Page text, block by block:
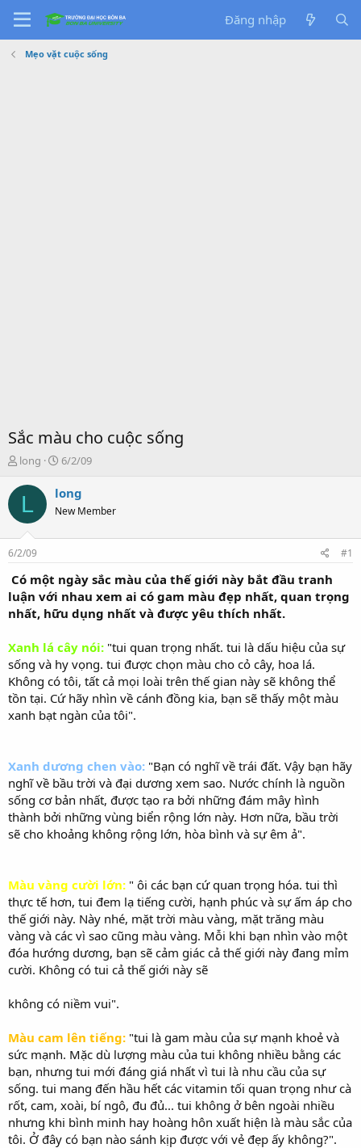
Đăng nhập
Mẹo vặt cuộc sống
Sắc màu cho cuộc sống
T
o
ở
long
S
a
t
e
6/2/09
L long
New Member
6/2/09 #1
Có một ngày sắc màu của thế giới này bắt đầu tranh
luận với nhau xem ai có gam màu đẹp nhất, quan trọng
nhất, hữu dụng nhất và được yêu thích nhất.
Xanh lá cây nói: "tui quan trọng nhất. tui là dấu hiệu của sự
sống và hy vọng. tui được chọn màu cho cỏ cây, hoa lá.
Không có tôi, tất cả mọi loài trên thế gian này sẽ không thể
tồn tại. Cứ hãy nhìn về cánh đồng kia, bạn sẽ thấy một màu
xanh bạt ngàn của tôi".
Xanh dương chen vào: "Bạn có nghĩ về trái đất. Vậy bạn hãy
nghĩ về bầu trời và đại dương xem sao. Nước chính là nguồn
sống cơ bản nhất, được tạo ra bởi những đám mây hình
thành bởi những vùng biển rộng lớn này. Hơn nữa, bầu trời
sẽ cho khoảng không rộng lớn, hòa bình và sự êm ả".
Màu vàng cười lớn: " ôi các bạn cứ quan trọng hóa. tui thì
thực tế hơn, tui đem lạ tiếng cười, hạnh phúc và sự ấm áp cho
thế giới này. Này nhé, mặt trời màu vàng, mặt trăng màu
vàng và các vì sao cũng màu vàng. Mỗi khi bạn nhìn vào một
đóa hướng dương, bạn sẽ cảm giác cả thế giới này đang mỉm
cười. Không có tui cả thế giới này sẽ
không có niềm vui".
Màu cam lên tiếng: "tui là gam màu của sự mạnh khoẻ và
sức mạnh. Mặc dù lượng màu của tui không nhiều bằng các
bạn, nhưng tui mới đáng giá nhất vì tui là nhu cầu của sự
sống. tui mang đến hầu hết các vitamin tối quan trọng như cà
rốt, cam, xoài, bí ngô, đu đủ... tui không ở bên ngoài nhiều
nhưng khi bình minh hay hoàng hôn xuất hiện là màu sắc của
tôi. Ở đây có bạn nào sánh kịp được với vẻ đẹp ấy không?".